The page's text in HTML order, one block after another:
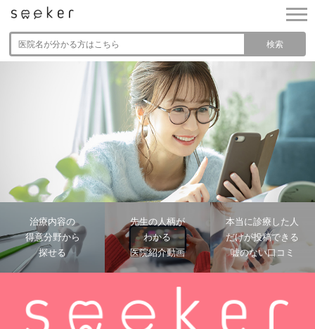
検索
治療内容の
得意分野から
探せる
先生の人柄が
わかる
医院紹介動画
本当に診療した人
だけが投稿できる
嘘のない口コミ
港南台歯科口腔外科クリニック
とても良いから ‎
港南台歯科口腔外科クリニック
スタッフの皆様は、どの方でも丁寧にクリーニング
や治療をして下さいます。 ‎
町田マルイ はごころ歯科 口腔外科・矯正
歯科クリニック
説明などもわかりやすく、対応も丁寧なため。 ‎
町田マルイ はごころ歯科 口腔外科・矯正
歯科クリニック
28CliniC 野上歯科医院